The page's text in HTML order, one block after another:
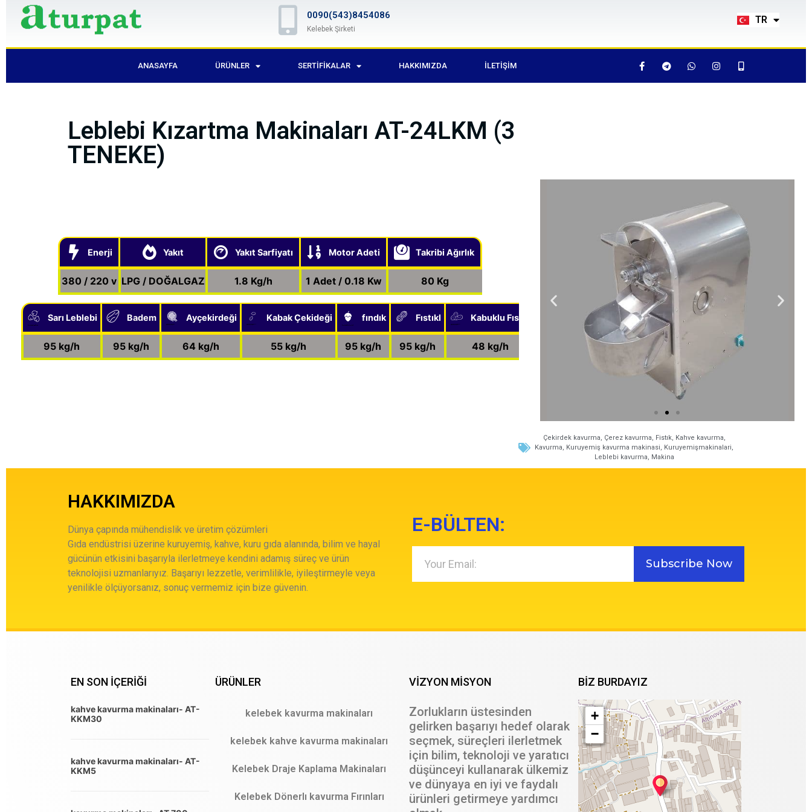
0090(543)8454086
Kelebek Şirketi
TR
RU
ANASAYFA ÜRÜNLER SERTIFIKALAR HAKKIMIZDA İLETIŞIM
Leblebi Kızartma Makinaları AT-24LKM (3
TENEKE)
Enerji Yakıt Yakıt Sarfiyatı Motor Adeti Takribi Ağırlık
380 / 220 v LPG / DOĞALGAZ 1.8 Kg/h 1 Adet / 0.18 Kw 80 Kg
Created by Lima Studio
from the Noun Project
Sarı Leblebi
from the Noun Project
Badem
Created by Pike Picture
from the Noun Project
Ayçekirdeği
Created by Alex Muravev
from the Noun Project
Kabak Çekideği
Created by Vectorstall
from the Noun Project
fındık Fıstıkl
Created by Noura Mbarki
from the Noun Project
Kabuklu Fıstık
95 kg/h 95 kg/h 64 kg/h 55 kg/h 95 kg/h 95 kg/h 48 kg/h
Çekirdek kavurma, Çerez kavurma, Fistık, Kahve kavurma,
Kavurma, Kuruyemiş kavurma makinasi, Kuruyemişmakinalari,
Leblebi kavurma, Makina
HAKKIMIZDA
Dünya çapında mühendislik ve üretim çözümleri
Gıda endüstrisi üzerine kuruyemiş, kahve, kuru gıda alanında, bilim ve hayal
gücünün etkisini başarıyla ilerletmeye kendini adamış süreç ve ürün
teknolojisi uzmanlarıyız. Başarıyı lezzetle, verimlilikle, iyileştirmeyle veya
yenilikle ölçüyorsanız, sonuç vermemiz için bize güvenin.
E-BÜLTEN:
Subscribe Now
EN SON IÇERIĞI
kahve kavurma makinaları- AT-
KKM30
kahve kavurma makinaları- AT-
KKM5
ÜRÜNLER
kelebek kavurma makinaları
kelebek kahve kavurma makinaları
Kelebek Draje Kaplama Makinaları
Kelebek Dönerlı kavurma Fırınları
VİZYON MİSYON
Zorlukların üstesinden
gelirken başarıyı hedef olarak
seçmek, süreçleri ilerletmek
için bilim, teknoloji ve yaratıcı
düşünceyi kullanarak ülkemiz
ve dünyaya en iyi ve faydalı
ürünleri getirmeye yardımcı
BIZ BURDAYIZ
+
−